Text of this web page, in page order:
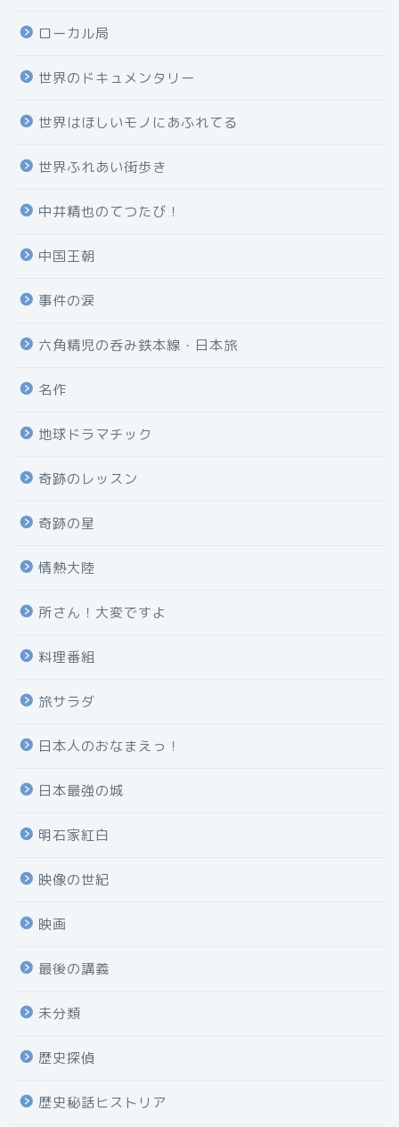
ローカル局
世界のドキュメンタリー
世界はほしいモノにあふれてる
世界ふれあい街歩き
中井精也のてつたび！
中国王朝
事件の涙
六角精児の呑み鉄本線・日本旅
名作
地球ドラマチック
奇跡のレッスン
奇跡の星
情熱大陸
所さん！大変ですよ
料理番組
旅サラダ
日本人のおなまえっ！
日本最強の城
明石家紅白
映像の世紀
映画
最後の講義
未分類
歴史探偵
歴史秘話ヒストリア